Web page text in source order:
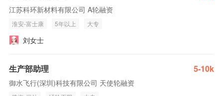
江苏科环新材料有限公司 A轮融资
淮安-富士康 5年以上 大专
刘女士
生产部助理 5-10k
御水飞行(深圳)科技有限公司 天使轮融资